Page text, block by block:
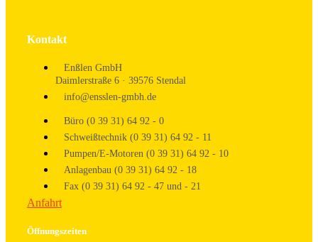
Kontakt
Enßlen GmbH
Daimlerstraße 6 · 39576 Stendal
info@ensslen-gmbh.de
Büro (0 39 31) 64 92 - 0
Schweißtechnik (0 39 31) 64 92 - 11
Pumpen/E-Motoren (0 39 31) 64 92 - 10
Anlagenbau (0 39 31) 64 92 - 18
Fax (0 39 31) 64 92 - 47 und - 21
Anfahrt
Öffnungszeiten